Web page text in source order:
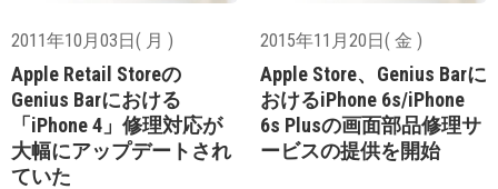
2011年10月03日( 月 )
Apple Retail Storeの
Genius Barにおける
「iPhone 4」修理対応が
大幅にアップデートされ
ていた
2015年11月20日( 金 )
Apple Store、Genius Barに
おけるiPhone 6s/iPhone
6s Plusの画面部品修理サ
ービスの提供を開始